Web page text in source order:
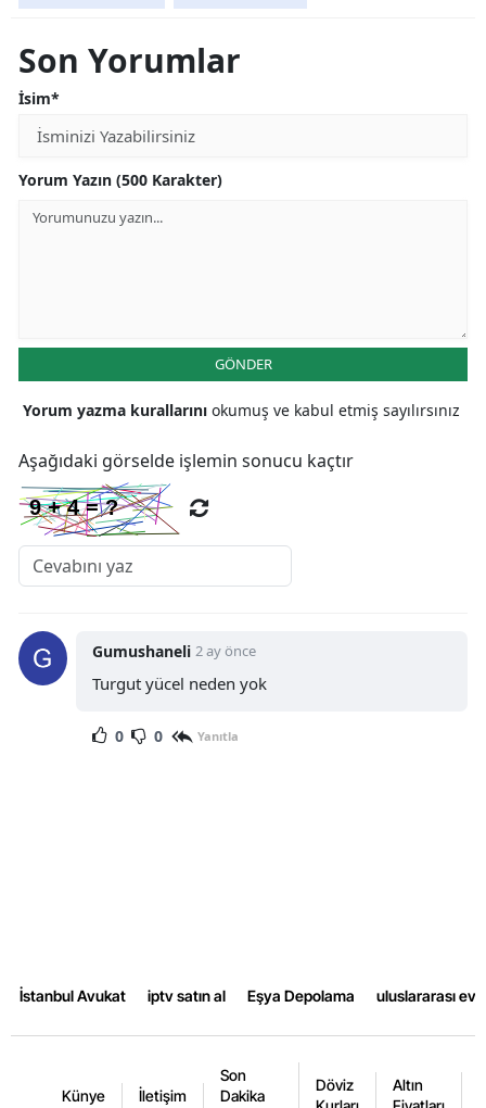
Son Yorumlar
İsim*
Yorum Yazın (500 Karakter)
GÖNDER
Yorum yazma kurallarını okumuş ve kabul etmiş sayılırsınız
Aşağıdaki görselde işlemin sonucu kaçtır
Gumushaneli 2 ay önce
Turgut yücel neden yok
0 0 Yanıtla
İstanbul Avukat iptv satın al Eşya Depolama uluslararası
Künye İletişim
Son
Dakika
Döviz
Altın